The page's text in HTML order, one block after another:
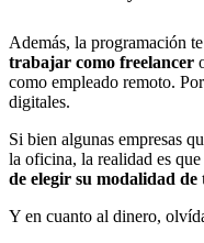
Además, la programación
trabajar como freelancer
como empleado remoto.
digitales.
Si bien algunas empresas
la oficina, la realidad es
de elegir su modalidad
Y en cuanto al dinero,